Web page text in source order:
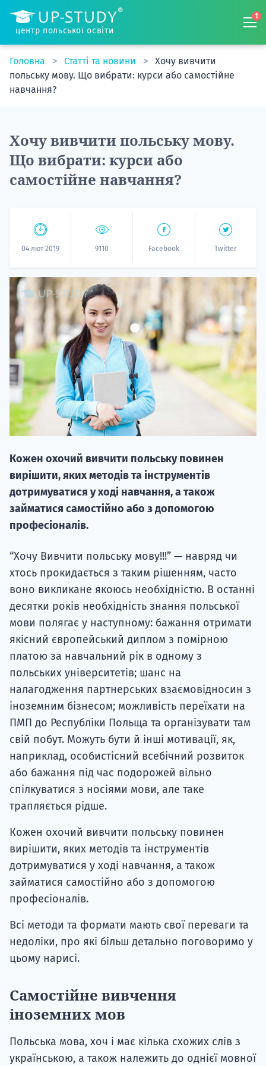
центр польської освіти
1
Головна Статті та новини
Хочу вивчити
польську мову. Що вибрати: курси або самостійне
навчання?
Хочу вивчити польську мову.
Що вибрати: курси або
самостійне навчання?
04 лют 2019 9110 Facebook Twitter
Кожен охочий вивчити польську повинен
вирішити, яких методів та інструментів
дотримуватися у ході навчання, а також
займатися самостійно або з допомогою
професіоналів.
“Хочу Вивчити польську мову!!!” — навряд чи
хтось прокидається з таким рішенням, часто
воно викликане якоюсь необхідністю. В останні
десятки років необхідність знання польської
мови полягає у наступному: бажання отримати
якісний європейський диплом з помірною
платою за навчальний рік в одному з
польських університетів; шанс на
налагодження партнерських взаємовідносин з
іноземним бізнесом; можливість переїхати на
ПМП до Республіки Польща та організувати там
свій побут. Можуть бути й інші мотивації, як,
наприклад, особистісний всебічний розвиток
або бажання під час подорожей вільно
спілкуватися з носіями мови, але таке
трапляється рідше.
Кожен охочий вивчити польську повинен
вирішити, яких методів та інструментів
дотримуватися у ході навчання, а також
займатися самостійно або з допомогою
професіоналів.
Всі методи та формати мають свої переваги та
недоліки, про які більш детально поговоримо у
цьому нарисі.
Самостійне вивчення
іноземних мов
Польська мова, хоч і має кілька схожих слів з
українською, а також належить до однієї мовної
20.09
НАБІР